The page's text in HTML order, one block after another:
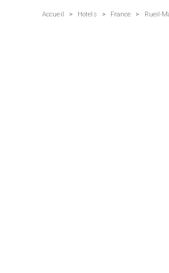
Accueil > Hotels > France > Rueil-